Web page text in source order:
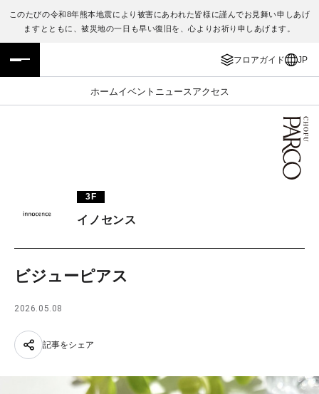
このたびの令和8年熊本地震により被害にあわれた皆様に謹んでお見舞い申しあげ
ますとともに、被災地の一日も早い復旧を、心よりお祈り申しあげます。
フロアガイド JP
ホームイベント ニュース アクセス
フロアガイド
施設案内・アクセス
TAX FREE
ENGLISH
繁体字
日本語
3F
イノセンス
ビジューピアス
2026.05.08
記事をシェア